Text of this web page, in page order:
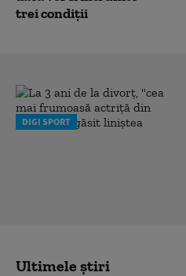
trei condiţii
DIGI SPORT
Ultimele știri